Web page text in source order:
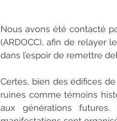
Nous avons été contacté
(ARDOCC), afin de relayer
dans l’espoir de remettre
Certes, bien des édifices
ruines comme témoins
aux générations